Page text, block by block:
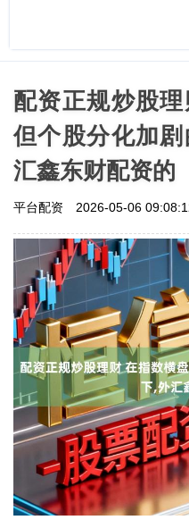
配资正规炒股
但个股分化加
汇鑫东财配资的
平台配资 2026-05-06